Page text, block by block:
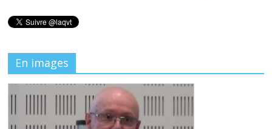
En images